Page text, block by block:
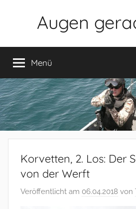
Augen
Menü
Korvetten, 2. Los: Der
von der Werft
Veröffentlicht am 06.04.2018 von